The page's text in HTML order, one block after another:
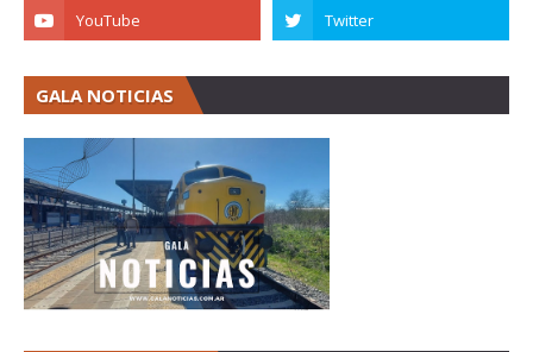
GALA NOTICIAS